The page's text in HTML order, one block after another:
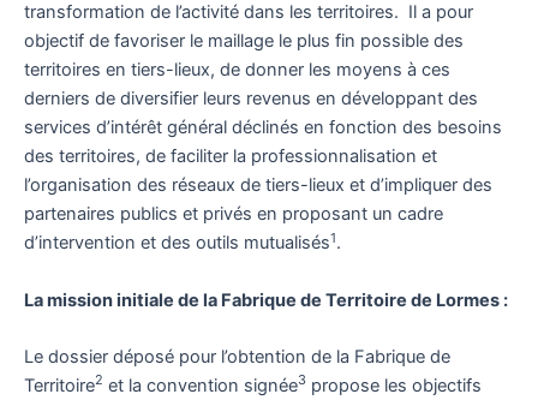
transformation de l’activité dans les territoires. Il a pour
objectif de favoriser le maillage le plus fin possible des
territoires en tiers-lieux, de donner les moyens à ces
derniers de diversifier leurs revenus en développant des
services d’intérêt général déclinés en fonction des besoins
des territoires, de faciliter la professionnalisation et
l’organisation des réseaux de tiers-lieux et d’impliquer des
partenaires publics et privés en proposant un cadre
d’intervention et des outils mutualisés1.
La mission initiale de la Fabrique de Territoire de Lormes :
Le dossier déposé pour l’obtention de la Fabrique de
Territoire2 et la convention signée3 propose les objectifs